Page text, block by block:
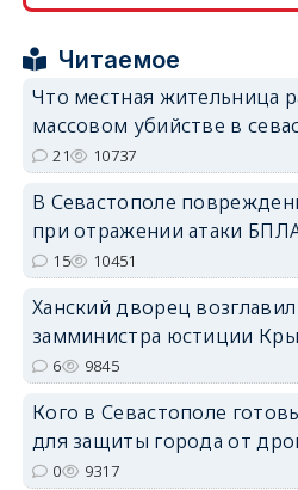
Читаемое
Что местная жительница
массовом убийстве в
21 10737
В Севастополе
при отражении атаки
15 10451
Ханский дворец
замминистра юстиции
6 9845
Кого в Севастополе
для защиты города от
0 9317